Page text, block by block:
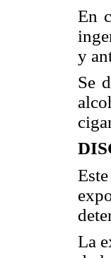
En
y
Se
La